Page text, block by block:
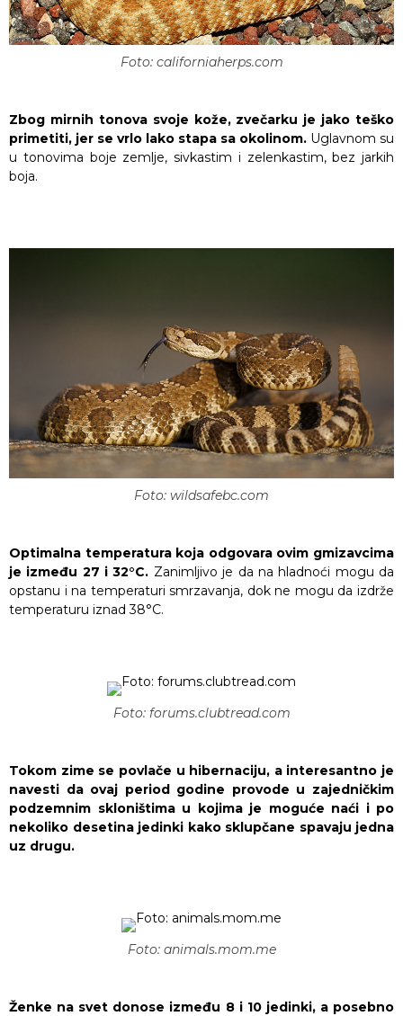
Foto: californiaherps.com
Zbog mirnih tonova svoje kože, zvečarku je jako teško
primetiti, jer se vrlo lako stapa sa okolinom. Uglavnom su
u tonovima boje zemlje, sivkastim i zelenkastim, bez jarkih
boja.
Foto: wildsafebc.com
Optimalna temperatura koja odgovara ovim gmizavcima
je između 27 i 32°C. Zanimljivo je da na hladnoći mogu da
opstanu i na temperaturi smrzavanja, dok ne mogu da izdrže
temperaturu iznad 38°C.
Foto: forums.clubtread.com
Tokom zime se povlače u hibernaciju, a interesantno je
navesti da ovaj period godine provode u zajedničkim
podzemnim skloništima u kojima je moguće naći i po
nekoliko desetina jedinki kako sklupčane spavaju jedna
uz drugu.
Foto: animals.mom.me
Ženke na svet donose između 8 i 10 jedinki, a posebno